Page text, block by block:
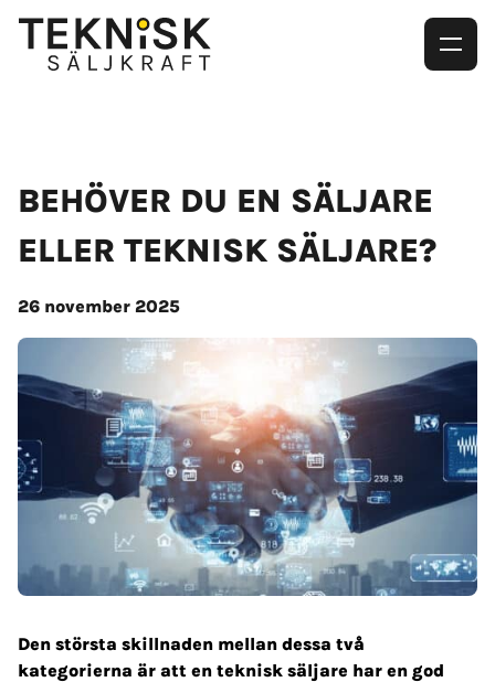
BEHÖVER DU EN SÄLJARE
ELLER TEKNISK SÄLJARE?
26 november 2025
Den största skillnaden mellan dessa två
kategorierna är att en teknisk säljare har en god